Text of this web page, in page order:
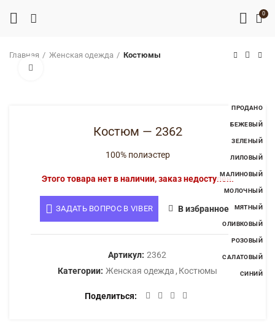
0
Главная Женская одежда Костюмы
ПРОДАНО
БЕЖЕВЫЙ
ЗЕЛЕНЫЙ
ЛИЛОВЫЙ
МАЛИНОВЫЙ
МОЛОЧНЫЙ
МЯТНЫЙ
ОЛИВКОВЫЙ
РОЗОВЫЙ
САЛАТОВЫЙ
СИНИЙ
Костюм — 2362
100% полиэстер
Этого товара нет в наличии, заказ недоступен.
ЗАДАТЬ ВОПРОС В VIBER В избранное
Артикул: 2362
Категории: Женская одежда , Костюмы
Поделиться